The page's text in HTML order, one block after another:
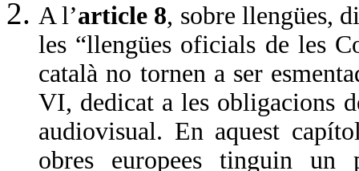
A l’article 8, sobre llengües,
les “llengües oficials de les
català no tornen a ser
VI, dedicat a les obligacions
audiovisual. En aquest
obres europees tinguin un